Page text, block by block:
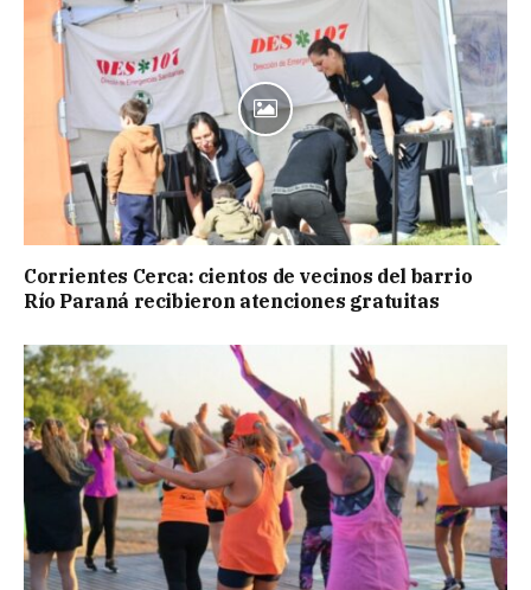
Corrientes Cerca: cientos de vecinos del barrio
Río Paraná recibieron atenciones gratuitas